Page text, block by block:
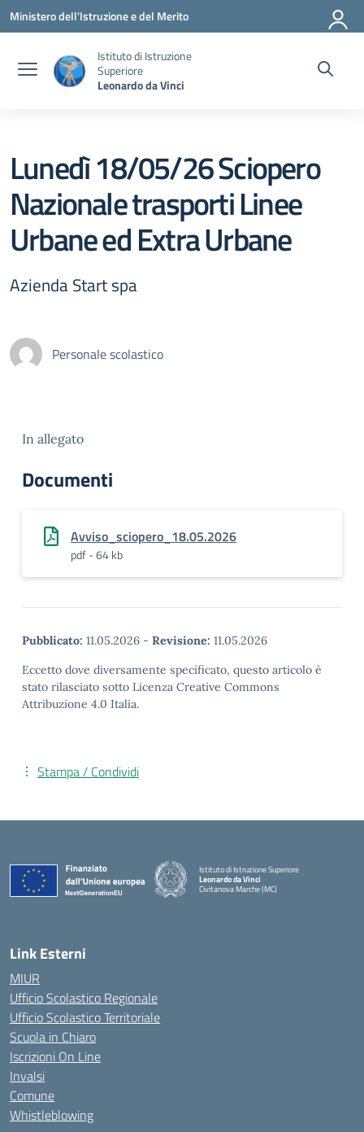
Vai ai contenuti
Vai al menu di navigazione
Vai al footer
Ministero dell'Istruzione e del Merito
Istituto di Istruzione
Superiore
Leonardo da Vinci
Lunedì 18/05/26 Sciopero
Nazionale trasporti Linee
Urbane ed Extra Urbane
Azienda Start spa
Personale scolastico
In allegato
Documenti
Avviso_sciopero_18.05.2026
pdf - 64 kb
Pubblicato: 11.05.2026 - Revisione: 11.05.2026
Eccetto dove diversamente specificato, questo articolo è
stato rilasciato sotto Licenza Creative Commons
Attribuzione 4.0 Italia.
Stampa / Condividi
Istituto di Istruzione Superiore
Leonardo da Vinci
Civitanova Marche (MC)
Link Esterni
MIUR
Ufficio Scolastico Regionale
Ufficio Scolastico Territoriale
Scuola in Chiaro
Iscrizioni On Line
Invalsi
Comune
Whistleblowing